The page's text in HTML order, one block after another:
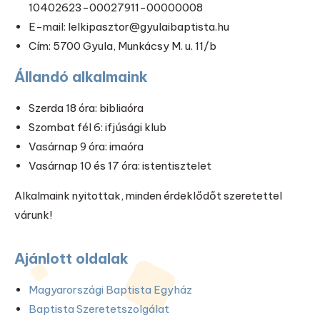
10402623-00027911-00000008
E-mail: lelkipasztor@gyulaibaptista.hu
Cím: 5700 Gyula, Munkácsy M. u. 11/b
Állandó alkalmaink
Szerda 18 óra: bibliaóra
Szombat fél 6: ifjúsági klub
Vasárnap 9 óra: imaóra
Vasárnap 10 és 17 óra: istentisztelet
Alkalmaink nyitottak, minden érdeklődőt szeretettel
várunk!
Ajánlott oldalak
Magyarországi Baptista Egyház
Baptista Szeretetszolgálat